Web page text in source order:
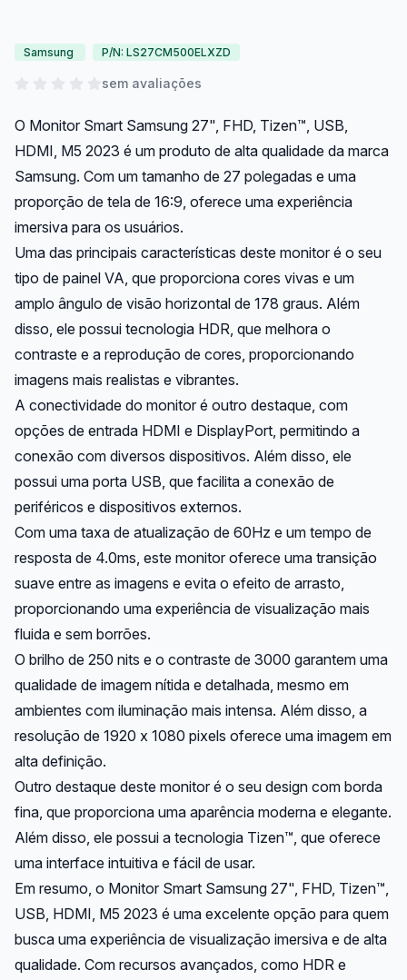
Samsung P/N: LS27CM500ELXZD
sem avaliações
O Monitor Smart Samsung 27", FHD, Tizen™, USB,
HDMI, M5 2023 é um produto de alta qualidade da marca
Samsung. Com um tamanho de 27 polegadas e uma
proporção de tela de 16:9, oferece uma experiência
imersiva para os usuários.
Uma das principais características deste monitor é o seu
tipo de painel VA, que proporciona cores vivas e um
amplo ângulo de visão horizontal de 178 graus. Além
disso, ele possui tecnologia HDR, que melhora o
contraste e a reprodução de cores, proporcionando
imagens mais realistas e vibrantes.
A conectividade do monitor é outro destaque, com
opções de entrada HDMI e DisplayPort, permitindo a
conexão com diversos dispositivos. Além disso, ele
possui uma porta USB, que facilita a conexão de
periféricos e dispositivos externos.
Com uma taxa de atualização de 60Hz e um tempo de
resposta de 4.0ms, este monitor oferece uma transição
suave entre as imagens e evita o efeito de arrasto,
proporcionando uma experiência de visualização mais
fluida e sem borrões.
O brilho de 250 nits e o contraste de 3000 garantem uma
qualidade de imagem nítida e detalhada, mesmo em
ambientes com iluminação mais intensa. Além disso, a
resolução de 1920 x 1080 pixels oferece uma imagem em
alta definição.
Outro destaque deste monitor é o seu design com borda
fina, que proporciona uma aparência moderna e elegante.
Além disso, ele possui a tecnologia Tizen™, que oferece
uma interface intuitiva e fácil de usar.
Em resumo, o Monitor Smart Samsung 27", FHD, Tizen™,
USB, HDMI, M5 2023 é uma excelente opção para quem
busca uma experiência de visualização imersiva e de alta
qualidade. Com recursos avançados, como HDR e